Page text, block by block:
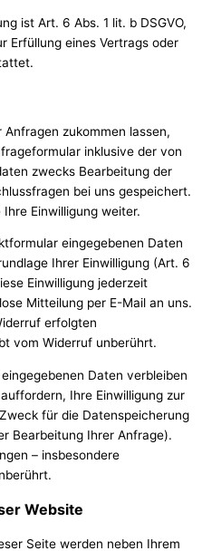
ist Art. 6 Abs. 1 lit. b DSGVO,
Erfüllung eines Vertrags oder
zukommen lassen,
inklusive der von
zwecks Bearbeitung der
bei uns gespeichert.
Einwilligung weiter.
eingegebenen Daten
Ihrer Einwilligung (Art. 6
Einwilligung jederzeit
Mitteilung per E-Mail an uns.
erfolgten
vom Widerruf unberührt.
Daten verbleiben
Ihre Einwilligung zur
für die Datenspeicherung
Bearbeitung Ihrer Anfrage).
– insbesondere
Website
Seite werden neben Ihrem